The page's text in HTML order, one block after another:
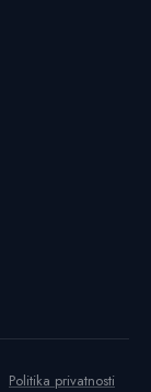
Politika privatnosti